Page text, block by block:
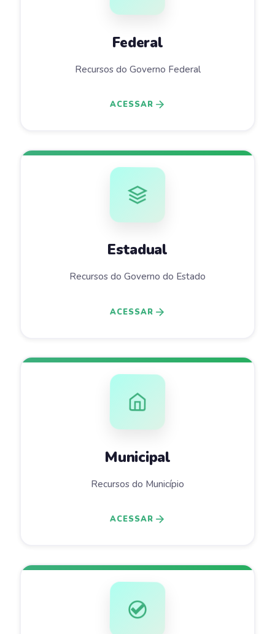
Federal
Recursos do Governo Federal
ACESSAR
Estadual
Recursos do Governo do Estado
ACESSAR
Municipal
Recursos do Município
ACESSAR